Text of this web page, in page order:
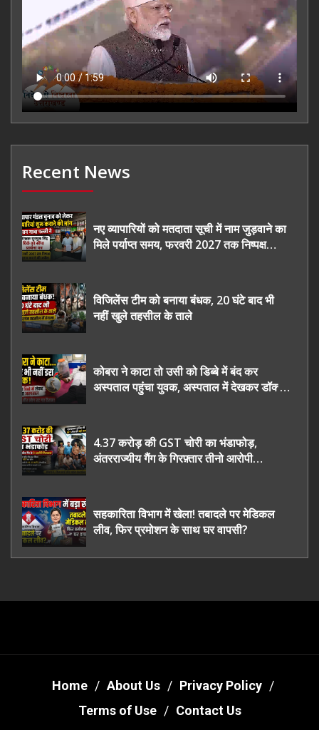
Recent News
नए व्यापारियों को मतदाता सूची में नाम जुड़वाने का
मिले पर्याप्त समय, फरवरी 2027 तक निष्पक्ष
विजिलेंस टीम को बनाया बंधक, 20 घंटे बाद भी
नहीं खुले तहसील के ताले
कोबरा ने काटा तो उसी को डिब्बे में बंद कर
अस्पताल पहुंचा युवक, अस्पताल में देखकर डॉक्टर
4.37 करोड़ की GST चोरी का भंडाफोड़,
अंतरराज्यीय गैंग के गिरफ़्तार तीनो आरोपी
सहकारिता विभाग में खेला! तबादले पर मेडिकल
लीव, फिर प्रमोशन के साथ घर वापसी?
Home About Us
Privacy Policy
Terms of Use
Contact Us